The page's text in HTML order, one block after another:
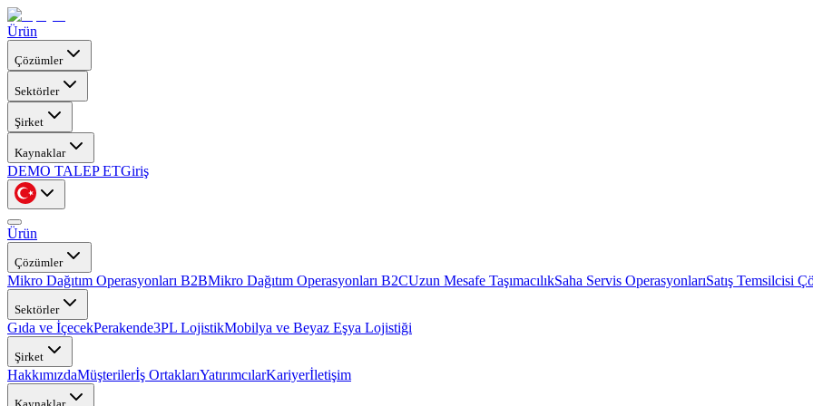
Ürün
Çözümler
Sektörler
Şirket
Kaynaklar
DEMO TALEP ETGiriş
Ürün
Çözümler
Mikro Dağıtım Operasyonları B2BMikro Dağıtım Operasyonları B2CUzun Mesafe TaşımacılıkSaha Servis OperasyonlarıSatış Temsilcisi
Sektörler
Gıda ve İçecekPerakende3PL LojistikMobilya ve Beyaz Eşya Lojistiği
Şirket
HakkımızdaMüşterilerİş OrtaklarıYatırımcılarKariyerİletişim